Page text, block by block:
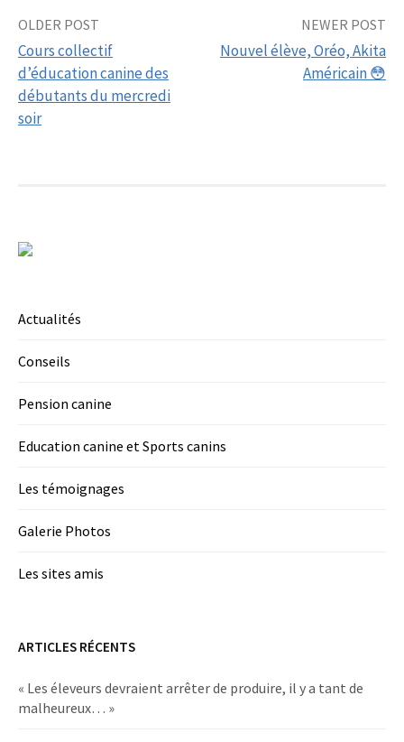
Post
navigation
OLDER POST
Cours collectif
d’éducation canine des
débutants du mercredi
soir
NEWER POST
Nouvel élève, Oréo, Akita
Américain 😳
Actualités
Conseils
Pension canine
Education canine et Sports canins
Les témoignages
Galerie Photos
Les sites amis
ARTICLES RÉCENTS
« Les éleveurs devraient arrêter de produire, il y a tant de
malheureux… »